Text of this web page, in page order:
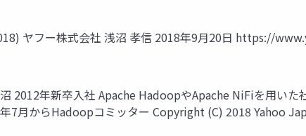
ヤフー株式会社 浅沼 孝信 2018年9月20日 https://
沼 2012年新卒入社 Apache HadoopやApache NiFiを用い
7月からHadoopコミッター Copyright (C) 2018 Yahoo